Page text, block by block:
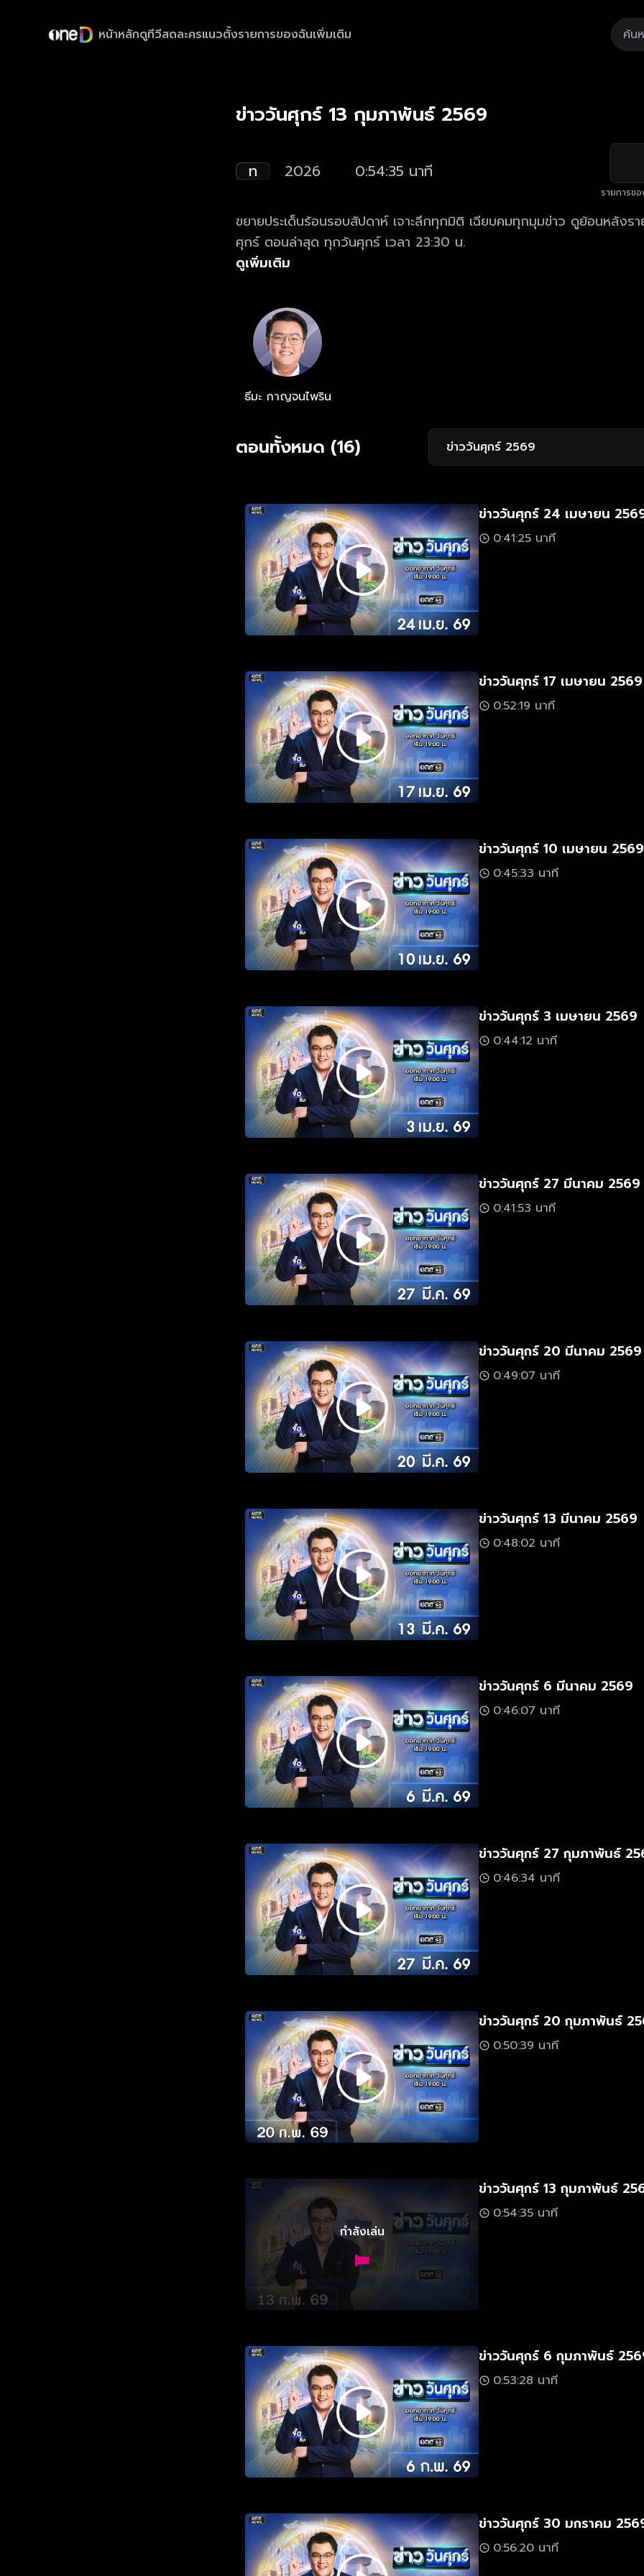
หน้าหลักดูทีวีสดละครแนวตั้งรายการของฉันเพิ่มเติม
ข่าววันศุกร์ 13 กุมภาพันธ์ 2569
ท 2026 0:54:35 นาที
รายการข
ขยายประเด็นร้อนรอบสัปดาห์ เจาะลึกทุกมิติ เฉียบคมทุกมุมข่าว ดูย้อนหลังรายการ ข่าววัน
ศุกร์ ตอนล่าสุด ทุกวันศุกร์ เวลา 23:30 น.
ดูเพิ่มเติม
ธีมะ กาญจนไพริน
ตอนทั้งหมด (16) ข่าววันศุกร์ 2569
ข่าววันศุกร์ 24 เมษายน
0:41:25 นาที
ข่าววันศุกร์ 17 เมษายน 2569
0:52:19 นาที
ข่าววันศุกร์ 10 เมษายน 2569
0:45:33 นาที
ข่าววันศุกร์ 3 เมษายน 2569
0:44:12 นาที
ข่าววันศุกร์ 27 มีนาคม 2569
0:41:53 นาที
ข่าววันศุกร์ 20 มีนาคม 2569
0:49:07 นาที
ข่าววันศุกร์ 13 มีนาคม 2569
0:48:02 นาที
ข่าววันศุกร์ 6 มีนาคม 2569
0:46:07 นาที
ข่าววันศุกร์ 27 กุมภาพันธ์
0:46:34 นาที
ข่าววันศุกร์ 20 กุมภาพันธ์
0:50:39 นาที
กำลังเล่น
ข่าววันศุกร์ 13 กุมภาพันธ์
0:54:35 นาที
ข่าววันศุกร์ 6 กุมภาพันธ์
0:53:28 นาที
ข่าววันศุกร์ 30 มกราคม
0:56:20 นาที